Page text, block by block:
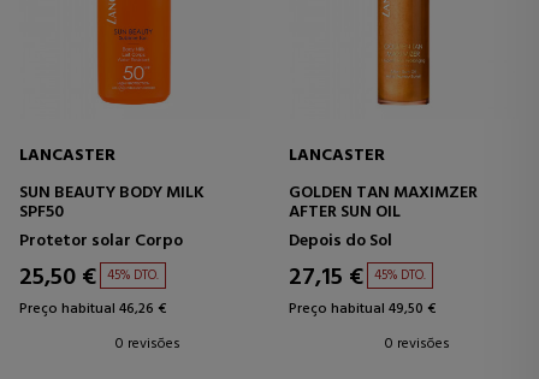
LANCASTER
SUN BEAUTY BODY MILK
SPF50
Protetor solar Corpo
25,50 € 45% DTO.
Preço habitual 46,26 €
0 revisões
LANCASTER
GOLDEN TAN MAXIMZER
AFTER SUN OIL
Depois do Sol
27,15 € 45% DTO.
Preço habitual 49,50 €
0 revisões